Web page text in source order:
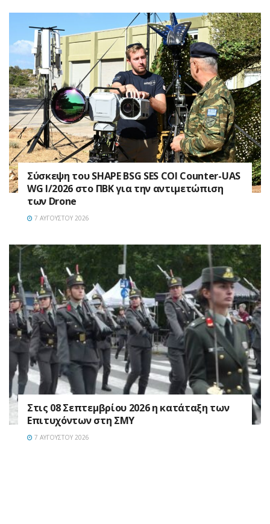
Σύσκεψη του SHAPE BSG SES COI Counter-UAS
WG I/2026 στο ΠΒΚ για την αντιμετώπιση
των Drone
7 ΑΥΓΟΎΣΤΟΥ 2026
Στις 08 Σεπτεμβρίου 2026 η κατάταξη των
Επιτυχόντων στη ΣΜΥ
7 ΑΥΓΟΎΣΤΟΥ 2026